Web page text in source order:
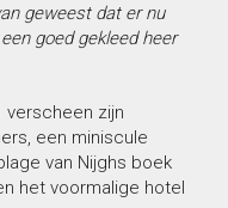
geweest dat er nu
goed gekleed heer
verscheen zijn
een miniscule
van Nijghs boek
het voormalige hotel